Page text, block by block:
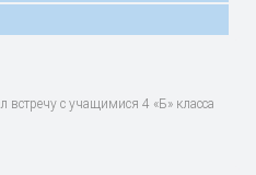
с учащимися 4 «Б» класса